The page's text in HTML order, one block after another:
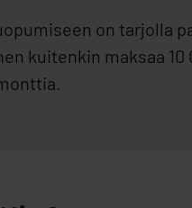
on tarjolla
kuitenkin maksaa